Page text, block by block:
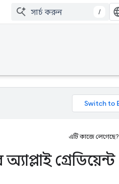
/
এটি কাজে লেগেছে?
গ্রেডিয়েন্ট